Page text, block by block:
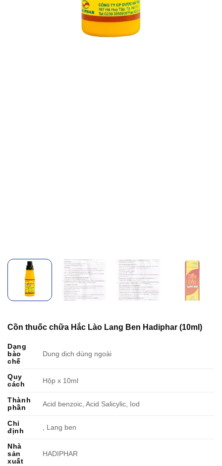
Cồn thuốc chữa Hắc Lào Lang Ben Hadiphar (10ml)
Dạng
bào
chế
Dung dịch dùng ngoài
Quy
cách
Hộp x 10ml
Thành
phần
Acid benzoic, Acid Salicylic, Iod
Chỉ
định
, Lang ben
Nhà
sản
xuất
HADIPHAR